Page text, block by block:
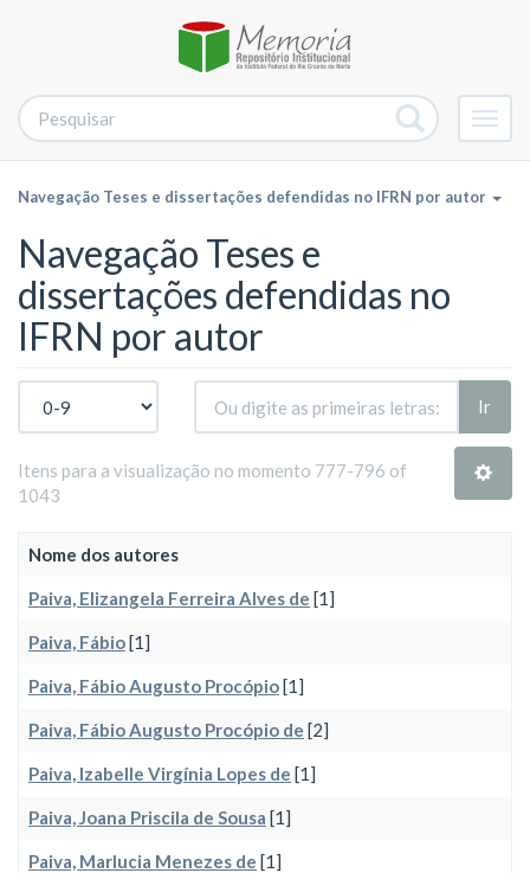
Navegação Teses e dissertações defendidas no IFRN por autor
Navegação Teses e
dissertações defendidas no
IFRN por autor
Ir
Itens para a visualização no momento 777-796 of
1043
Nome dos autores
Paiva, Elizangela Ferreira Alves de [1]
Paiva, Fábio[1]
Paiva, Fábio Augusto Procópio[1]
Paiva, Fábio Augusto Procópio de [2]
Paiva, Izabelle Virgínia Lopes de [1]
Paiva, Joana Priscila de Sousa [1]
Paiva, Marlucia Menezes de [1]